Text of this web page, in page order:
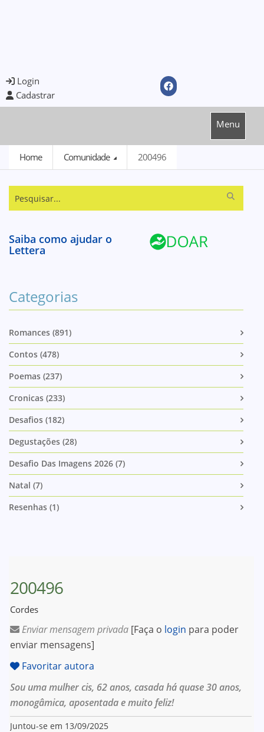
Login
Cadastrar
Menu
Home Comunidade 200496
Saiba como ajudar o
Lettera
Categorias
Romances (891)
Contos (478)
Poemas (237)
Cronicas (233)
Desafios (182)
Degustações (28)
Desafio Das Imagens 2026 (7)
Natal (7)
Resenhas (1)
200496
Cordes
Enviar mensagem privada [Faça o login para poder
enviar mensagens]
Favoritar autora
Sou uma mulher cis, 62 anos, casada há quase 30 anos,
monogâmica, aposentada e muito feliz!
Juntou-se em 13/09/2025